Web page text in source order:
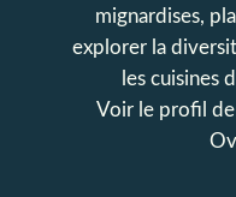
mignardises,
explorer la
les cuisines
Voir le profil de